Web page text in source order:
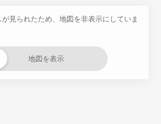
見られたため、地図を非表示にしていま
地図を表示